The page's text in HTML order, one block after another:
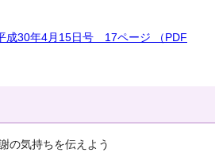
成30年4月15日号 17ページ （PDF
の気持ちを伝えよう